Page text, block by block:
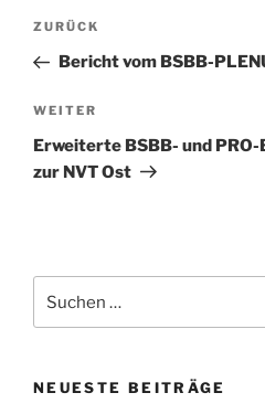
Beitragsnavigation
Vorheriger
Beitrag
ZURÜCK
Bericht vom BSBB-
Nächster
Beitrag
WEITER
Erweiterte BSBB- und
zur NVT Ost
nach:
NEUESTE BEITRÄGE